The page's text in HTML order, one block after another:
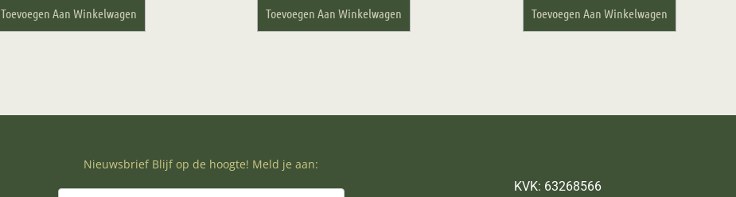
Toevoegen Aan Winkelwagen Toevoegen Aan Winkelwagen Toevoegen Aan Winkelwagen
Nieuwsbrief Blijf op de hoogte! Meld je aan:
KVK: 63268566